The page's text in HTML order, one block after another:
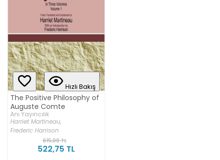
Hızlı Bakış
The Positive Philosophy of
Auguste Comte
Anı Yayıncılık
Harriet Martineau,
Frederic Harrison
615,00 TL
522,75 TL